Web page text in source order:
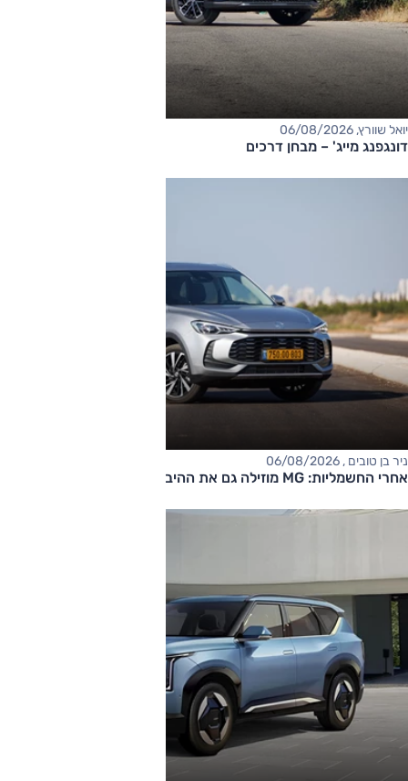
יואל שוורץ, 06/08/2026
דונגפנג מייג' – מבחן דרכים
ניר בן טובים , 06/08/2026
אחרי החשמליות: MG מוזילה גם את ההיברידיות